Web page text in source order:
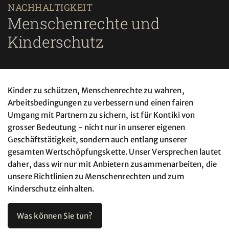
NACHHALTIGKEIT
Menschenrechte und
Kinderschutz
Kinder zu schützen, Menschenrechte zu wahren,
Arbeitsbedingungen zu verbessern und einen fairen
Umgang mit Partnern zu sichern, ist für Kontiki von
grosser Bedeutung - nicht nur in unserer eigenen
Geschäftstätigkeit, sondern auch entlang unserer
gesamten Wertschöpfungskette. Unser Versprechen lautet
daher, dass wir nur mit Anbietern zusammenarbeiten, die
unsere Richtlinien zu Menschenrechten und zum
Kinderschutz einhalten.
Was können Sie tun?